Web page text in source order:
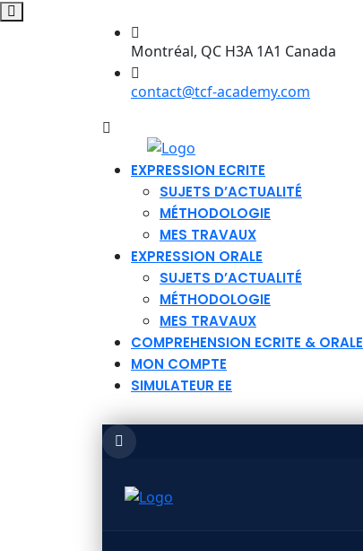
Montréal, QC H3A 1A1 Canada
contact@tcf-academy.com
EXPRESSION ECRITE
SUJETS D’ACTUALITÉ
MÉTHODOLOGIE
MES TRAVAUX
EXPRESSION ORALE
SUJETS D’ACTUALITÉ
MÉTHODOLOGIE
MES TRAVAUX
COMPREHENSION ECRITE & ORALE
MON COMPTE
SIMULATEUR EE